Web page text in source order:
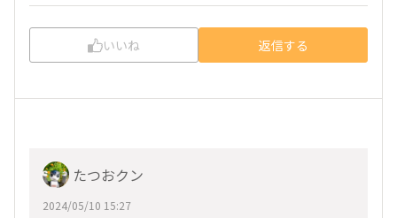
いいね 返信する
たつおクン
2024/05/10 15:27